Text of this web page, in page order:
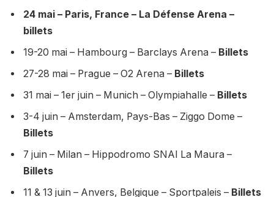
24 mai – Paris, France – La Défense Arena –
billets
19-20 mai – Hambourg – Barclays Arena – Billets
27-28 mai – Prague – O2 Arena – Billets
31 mai – 1er juin – Munich – Olympiahalle – Billets
3-4 juin – Amsterdam, Pays-Bas – Ziggo Dome –
Billets
7 juin – Milan – Hippodromo SNAI La Maura –
Billets
11 & 13 juin – Anvers, Belgique – Sportpaleis – Billets